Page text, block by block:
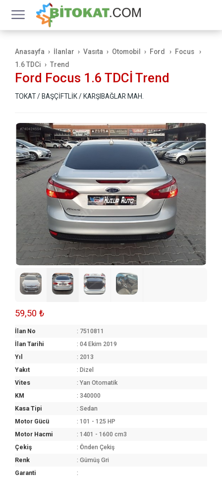
Anasayfa İlanlar Vasıta Otomobil Ford
Focus
1.6 TDCi
Trend
Ford Focus 1.6 TDCİ Trend
TOKAT / BAŞÇİFTLİK / KARŞIBAĞLAR MAH.
59,50 ₺
İlan No
: 7510811
İlan Tarihi
: 04 Ekim 2019
Yıl
: 2013
Yakıt
: Dizel
Vites
: Yarı Otomatik
KM
: 340000
Kasa Tipi
: Sedan
Motor Gücü
: 101 - 125 HP
Motor Hacmi
: 1401 - 1600 cm3
Çekiş
: Önden Çekiş
Renk
: Gümüş Gri
Garanti
: